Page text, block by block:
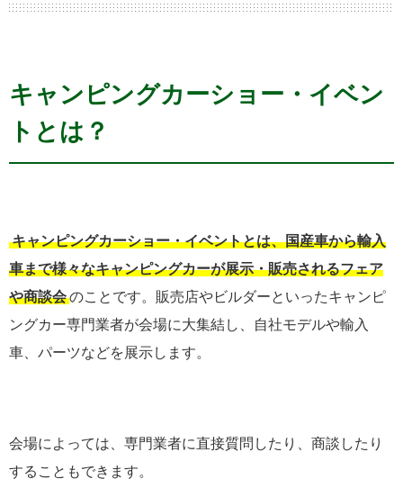
キャンピングカーショー・イベン
トとは？
キャンピングカーショー・イベントとは、国産車から輸入
車まで様々なキャンピングカーが展示・販売されるフェア
や商談会のことです。販売店やビルダーといったキャンピ
ングカー専門業者が会場に大集結し、自社モデルや輸入
車、パーツなどを展示します。
会場によっては、専門業者に直接質問したり、商談したり
することもできます。